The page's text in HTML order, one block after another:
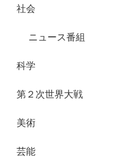
社会
ニュース番組
科学
第２次世界大戦
美術
芸能